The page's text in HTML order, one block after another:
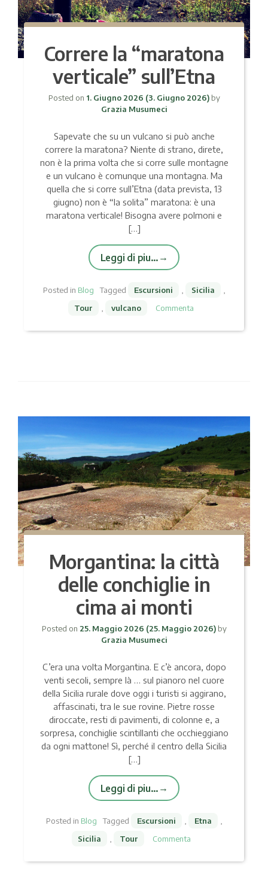
Correre la “maratona
verticale” sull’Etna
Posted on 1. Giugno 2026 (3. Giugno 2026) by
Grazia Musumeci
Sapevate che su un vulcano si può anche
correre la maratona? Niente di strano, direte,
non è la prima volta che si corre sulle montagne
e un vulcano è comunque una montagna. Ma
quella che si corre sull’Etna (data prevista, 13
giugno) non è “la solita” maratona: è una
maratona verticale! Bisogna avere polmoni e
[…]
Leggi di piu…
Posted in Blog Tagged Escursioni Sicilia
Tour
vulcano Commenta
Morgantina: la città
delle conchiglie in
cima ai monti
Posted on 25. Maggio 2026 (25. Maggio 2026) by
Grazia Musumeci
C’era una volta Morgantina. E c’è ancora, dopo
venti secoli, sempre là … sul pianoro nel cuore
della Sicilia rurale dove oggi i turisti si aggirano,
affascinati, tra le sue rovine. Pietre rosse
diroccate, resti di pavimenti, di colonne e, a
sorpresa, conchiglie scintillanti che occhieggiano
da ogni mattone! Sì, perché il centro della Sicilia
[…]
Leggi di piu…
Posted in Blog Tagged Escursioni Etna
Sicilia
Tour Commenta